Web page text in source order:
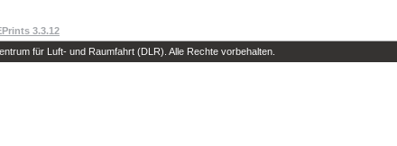
3.3.12
für Luft- und Raumfahrt (DLR). Alle Rechte vorbehalten.